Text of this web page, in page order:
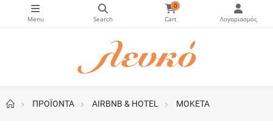
0
ΠΡΟΪΟΝΤΑ AIRBNB & HOTEL ΜΟΚΕΤΑ